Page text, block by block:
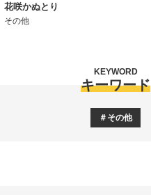
花咲かぬとり
その他
キーワード
KEYWORD
その他